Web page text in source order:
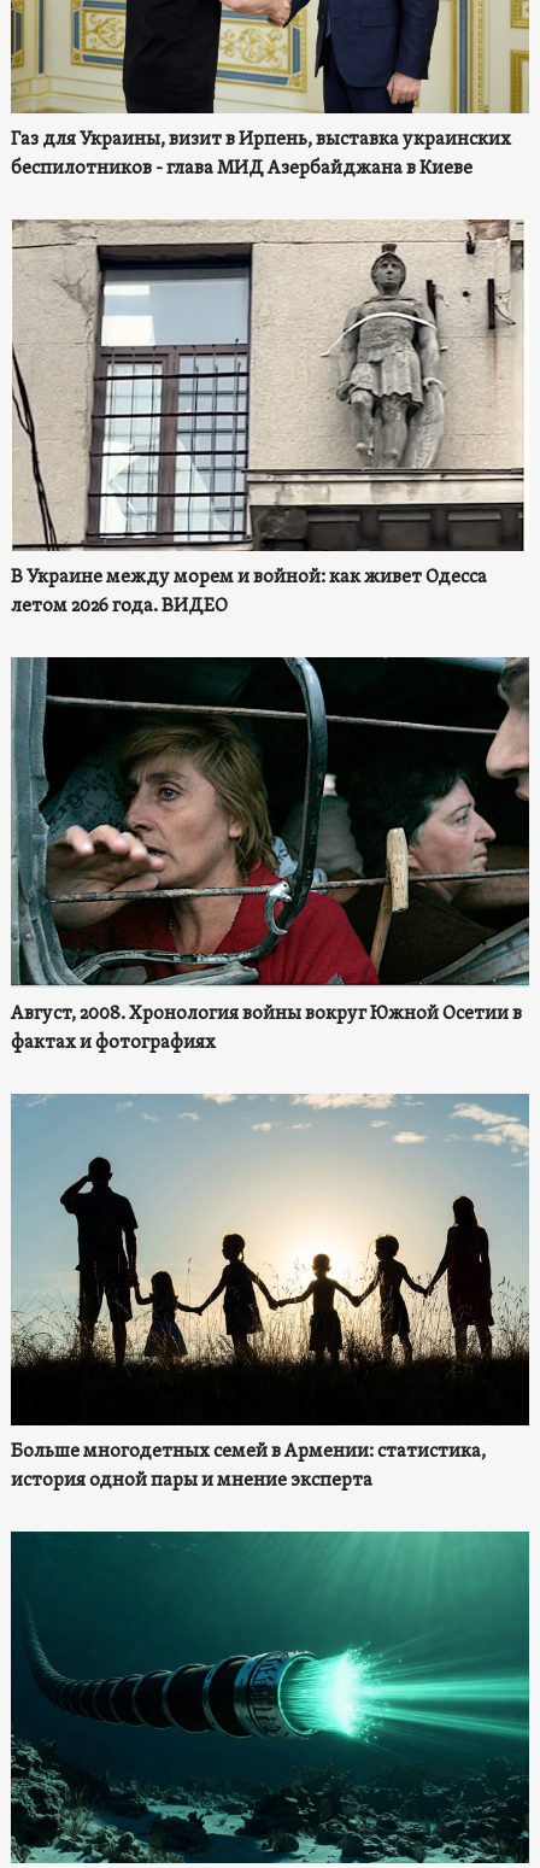
Газ для Украины, визит в Ирпень, выставка украинских
беспилотников - глава МИД Азербайджана в Киеве
В Украине между морем и войной: как живет Одесса
летом 2026 года. ВИДЕО
Август, 2008. Хронология войны вокруг Южной Осетии в
фактах и фотографиях
Больше многодетных семей в Армении: статистика,
история одной пары и мнение эксперта